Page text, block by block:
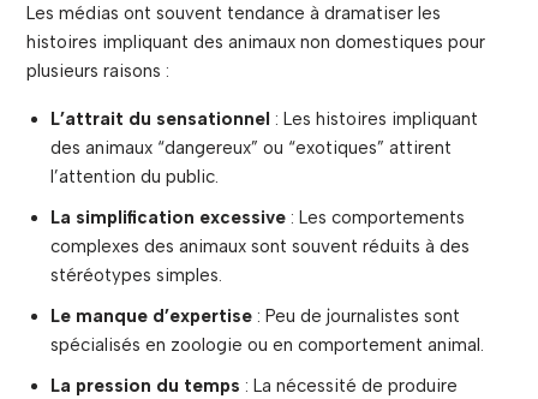
Les médias ont souvent tendance à dramatiser les
histoires impliquant des animaux non domestiques pour
plusieurs raisons :
L’attrait du sensationnel : Les histoires impliquant
des animaux “dangereux” ou “exotiques” attirent
l’attention du public.
La simplification excessive : Les comportements
complexes des animaux sont souvent réduits à des
stéréotypes simples.
Le manque d’expertise : Peu de journalistes sont
spécialisés en zoologie ou en comportement animal.
La pression du temps : La nécessité de produire